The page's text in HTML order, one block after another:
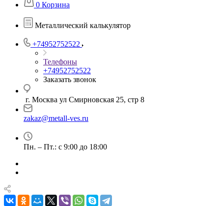
0 Корзина
Металлический калькулятор
+74952752522
Телефоны
+74952752522
Заказать звонок
г. Москва ул Смирновская 25, стр 8
zakaz@metall-ves.ru
Пн. – Пт.: с 9:00 до 18:00